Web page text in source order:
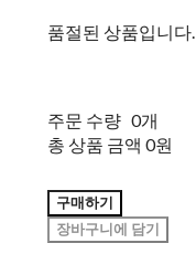
품절된 상품입니다.
주문 수량 0개
총 상품 금액 0원
구매하기
장바구니에 담기